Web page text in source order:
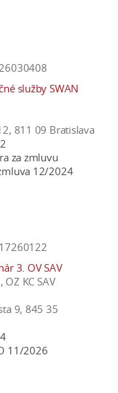
služby SWAN
811 09 Bratislava
za zmluvu
12/2024
3. OV SAV
OZ KC SAV
9, 845 35
11/2026